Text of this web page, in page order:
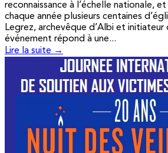
reconnaissance à l’échelle nationale,
chaque année plusieurs centaines
Legrez, archevêque d’Albi et
événement répond à une...
Lire la suite →